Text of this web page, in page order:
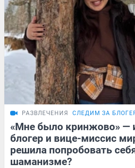
РАЗВЛЕЧЕНИЯ СЛЕДИМ ЗА
«Мне было кринжово» —
блогер и вице-миссис
решила попробовать
шаманизме?